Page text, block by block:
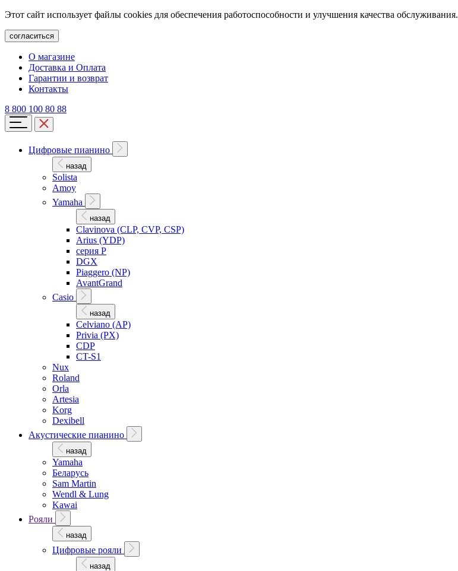
Этот сайт использует файлы cookies для обеспечения работоспособности и улучшения качества обслуживания.
согласиться
О магазине
Доставка и Оплата
Гарантии и возврат
Контакты
8 800 100 80 88
Цифровые пианино
назад
Solista
Amoy
Yamaha
назад
Clavinova (CLP, CVP, CSP)
Arius (YDP)
серия P
DGX
Piaggero (NP)
AvantGrand
Casio
назад
Celviano (AP)
Privia (PX)
CDP
CT-S1
Nux
Roland
Orla
Artesia
Korg
Dexibell
Акустические пианино
назад
Yamaha
Беларусь
Sam Martin
Wendl & Lung
Kawai
Рояли
назад
Цифровые рояли
назад